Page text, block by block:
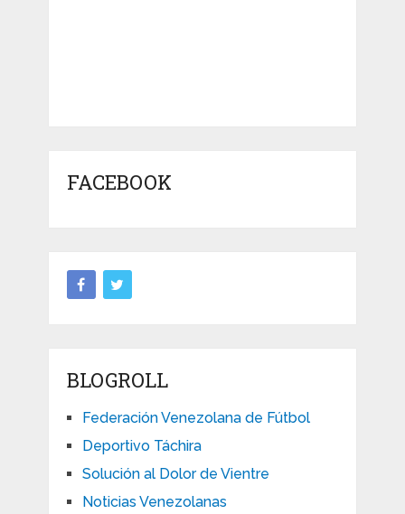
FACEBOOK
BLOGROLL
Federación Venezolana de Fútbol
Deportivo Táchira
Solución al Dolor de Vientre
Noticias Venezolanas